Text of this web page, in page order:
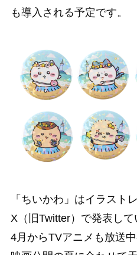
も導入される予定です。
「ちいかわ」はイラスト
X（旧Twitter）で発表し
4月からTVアニメも放送